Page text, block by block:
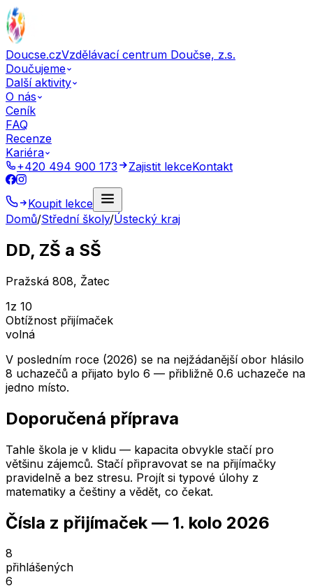
Doucse.czVzdělávací centrum Doučse, z.s.
Doučujeme
Další aktivity
O nás
Ceník
FAQ
Recenze
Kariéra
+420 494 900 173
Zajistit lekceKontakt
Koupit lekce
Domů/Střední školy/Ústecký kraj
DD, ZŠ a SŠ
Pražská 808, Žatec
1z 10
Obtížnost přijímaček
volná
V posledním roce (2026) se na nejžádanější obor hlásilo
8 uchazečů a přijato bylo 6 — přibližně 0.6 uchazeče na
jedno místo.
Doporučená příprava
Tahle škola je v klidu — kapacita obvykle stačí pro
většinu zájemců. Stačí připravovat se na přijímačky
pravidelně a bez stresu. Projít si typové úlohy z
matematiky a češtiny a vědět, co čekat.
Čísla z přijímaček — 1. kolo 2026
8
přihlášených
6